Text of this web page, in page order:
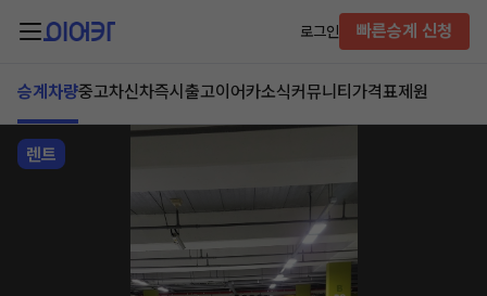
로그인 빠른승계 신청
승계차량중고차신차즉시출고이어카소식커뮤니티 가격표제원
렌트